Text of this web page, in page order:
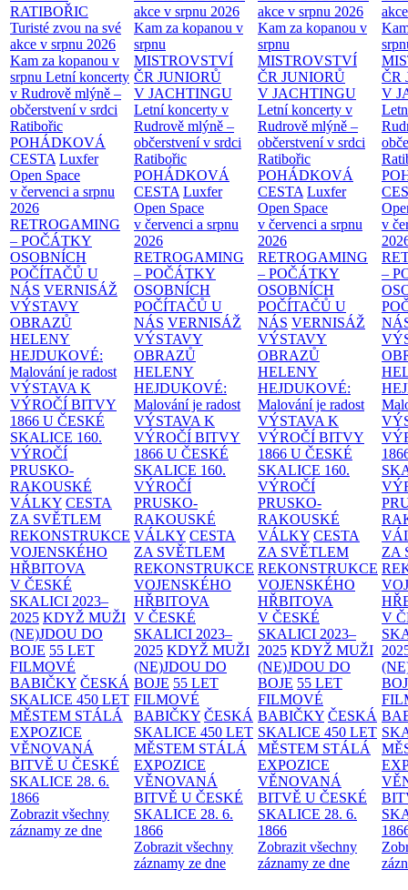
RATIBOŘIC
Turisté zvou na své
akce v srpnu 2026
Kam za kopanou v
srpnu Letní koncerty
v Rudrově mlýně –
občerstvení v srdci
Ratibořic
POHÁDKOVÁ
CESTA Luxfer
Open Space
v červenci a srpnu
2026
RETROGAMING
– POČÁTKY
OSOBNÍCH
POČÍTAČŮ U
NÁS VERNISÁŽ
VÝSTAVY
OBRAZŮ
HELENY
HEJDUKOVÉ:
Malování je radost
VÝSTAVA K
VÝROČÍ BITVY
1866 U ČESKÉ
SKALICE 160.
VÝROČÍ
PRUSKO-
RAKOUSKÉ
VÁLKY CESTA
ZA SVĚTLEM
REKONSTRUKCE
VOJENSKÉHO
HŘBITOVA
V ČESKÉ
SKALICI 2023–
2025 KDYŽ MUŽI
(NE)JDOU DO
BOJE 55 LET
FILMOVÉ
BABIČKY ČESKÁ
SKALICE 450 LET
MĚSTEM STÁLÁ
EXPOZICE
VĚNOVANÁ
BITVĚ U ČESKÉ
SKALICE 28. 6.
1866
Zobrazit všechny
záznamy ze dne
akce v srpnu 2026
Kam za kopanou v
srpnu
MISTROVSTVÍ
ČR JUNIORŮ
V JACHTINGU
Letní koncerty v
Rudrově mlýně –
občerstvení v srdci
Ratibořic
POHÁDKOVÁ
CESTA Luxfer
Open Space
v červenci a srpnu
2026
RETROGAMING
– POČÁTKY
OSOBNÍCH
POČÍTAČŮ U
NÁS VERNISÁŽ
VÝSTAVY
OBRAZŮ
HELENY
HEJDUKOVÉ:
Malování je radost
VÝSTAVA K
VÝROČÍ BITVY
1866 U ČESKÉ
SKALICE 160.
VÝROČÍ
PRUSKO-
RAKOUSKÉ
VÁLKY CESTA
ZA SVĚTLEM
REKONSTRUKCE
VOJENSKÉHO
HŘBITOVA
V ČESKÉ
SKALICI 2023–
2025 KDYŽ MUŽI
(NE)JDOU DO
BOJE 55 LET
FILMOVÉ
BABIČKY ČESKÁ
SKALICE 450 LET
MĚSTEM STÁLÁ
EXPOZICE
VĚNOVANÁ
BITVĚ U ČESKÉ
SKALICE 28. 6.
1866
Zobrazit všechny
záznamy ze dne
akce v srpnu 2026
Kam za kopanou v
srpnu
MISTROVSTVÍ
ČR JUNIORŮ
V JACHTINGU
Letní koncerty v
Rudrově mlýně –
občerstvení v srdci
Ratibořic
POHÁDKOVÁ
CESTA Luxfer
Open Space
v červenci a srpnu
2026
RETROGAMING
– POČÁTKY
OSOBNÍCH
POČÍTAČŮ U
NÁS VERNISÁŽ
VÝSTAVY
OBRAZŮ
HELENY
HEJDUKOVÉ:
Malování je radost
VÝSTAVA K
VÝROČÍ BITVY
1866 U ČESKÉ
SKALICE 160.
VÝROČÍ
PRUSKO-
RAKOUSKÉ
VÁLKY CESTA
ZA SVĚTLEM
REKONSTRUKCE
VOJENSKÉHO
HŘBITOVA
V ČESKÉ
SKALICI 2023–
2025 KDYŽ MUŽI
(NE)JDOU DO
BOJE 55 LET
FILMOVÉ
BABIČKY ČESKÁ
SKALICE 450 LET
MĚSTEM STÁLÁ
EXPOZICE
VĚNOVANÁ
BITVĚ U ČESKÉ
SKALICE 28. 6.
1866
Zobrazit všechny
záznamy ze dne
ČR
V
v
–
ZA
V